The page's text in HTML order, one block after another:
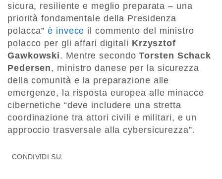
sicura, resiliente e meglio preparata – una
priorità fondamentale della Presidenza
polacca”è invece il commento del ministro
polacco per gli affari digitali Krzysztof
Gawkowski. Mentre secondoTorsten Schack
Pedersen, ministro danese per la sicurezza
della comunità e la preparazione alle
emergenze, la risposta europea alle minacce
cibernetiche “deve includere una stretta
coordinazione tra attori civili e militari, e un
approccio trasversale alla cybersicurezza”.
CONDIVIDI SU: